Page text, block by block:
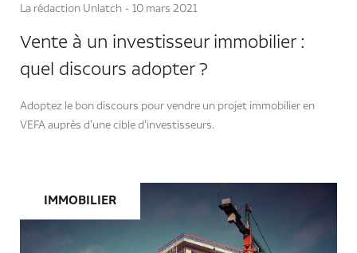
La rédaction Unlatch 10 mars 2021
Vente à un investisseur immobilier :
quel discours adopter ?
Adoptez le bon discours pour vendre un projet immobilier en
VEFA auprès d’une cible d’investisseurs.
IMMOBILIER